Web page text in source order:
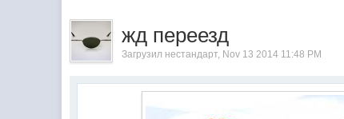
жд переезд
Загрузил нестандарт, Nov 13 2014 11:48 PM